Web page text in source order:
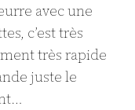
avec une
c’est très
très rapide
juste le